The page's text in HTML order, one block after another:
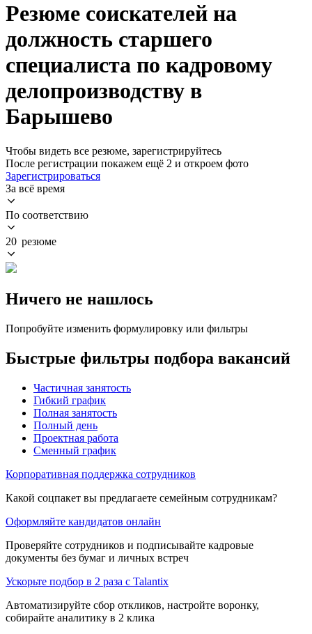
Резюме соискателей на
должность старшего
специалиста по кадровому
делопроизводству в
Барышево
Чтобы видеть все резюме, зарегистрируйтесь
После регистрации покажем ещё 2 и откроем фото
Зарегистрироваться
За всё время
По соответствию
20 резюме
Ничего не нашлось
Попробуйте изменить формулировку или фильтры
Быстрые фильтры подбора вакансий
Частичная занятость
Гибкий график
Полная занятость
Полный день
Проектная работа
Сменный график
Корпоративная поддержка сотрудников
Какой соцпакет вы предлагаете семейным сотрудникам?
Оформляйте кандидатов онлайн
Проверяйте сотрудников и подписывайте кадровые
документы без бумаг и личных встреч
Ускорьте подбор в 2 раза с Talantix
Автоматизируйте сбор откликов, настройте воронку,
собирайте аналитику в 2 клика